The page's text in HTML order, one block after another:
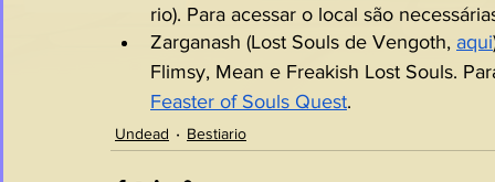
rio). Para acessar o local são
Zarganash (Lost Souls de Vengoth, aqui
Flimsy, Mean e Freakish Lost Souls.
Feaster of Souls Quest.
Undead Bestiario